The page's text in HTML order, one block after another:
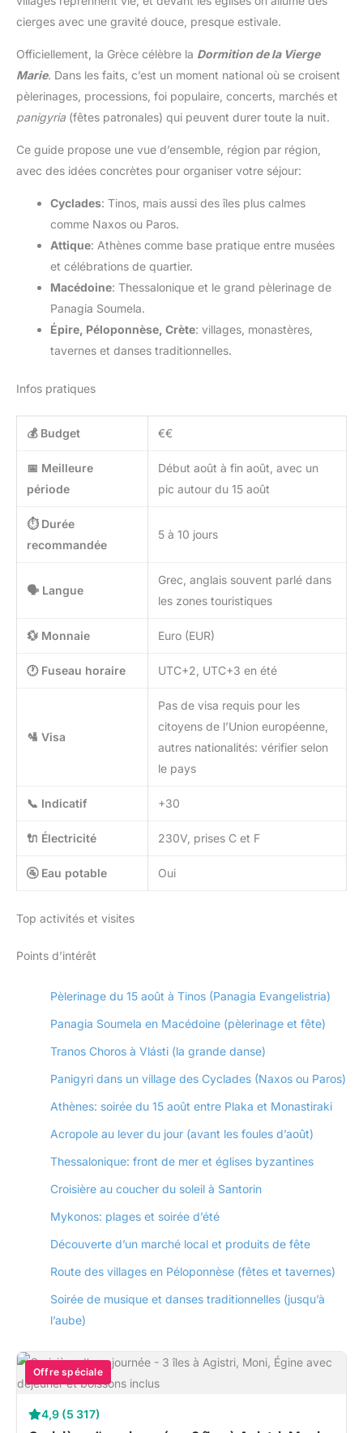
cierges avec une gravité douce, presque estivale.
Officiellement, la Grèce célèbre la Dormition de la Vierge
Marie. Dans les faits, c’est un moment national où se croisent
pèlerinages, processions, foi populaire, concerts, marchés et
panigyria (fêtes patronales) qui peuvent durer toute la nuit.
Ce guide propose une vue d’ensemble, région par région,
avec des idées concrètes pour organiser votre séjour:
Cyclades: Tinos, mais aussi des îles plus calmes
comme Naxos ou Paros.
Attique: Athènes comme base pratique entre musées
et célébrations de quartier.
Macédoine: Thessalonique et le grand pèlerinage de
Panagia Soumela.
Épire, Péloponnèse, Crète: villages, monastères,
tavernes et danses traditionnelles.
Infos pratiques
💰 Budget €€
📅 Meilleure
période
Début août à fin août, avec un
pic autour du 15 août
⏱️ Durée
recommandée
5 à 10 jours
🗣️ Langue
Grec, anglais souvent parlé dans
les zones touristiques
💱 Monnaie Euro (EUR)
🕐 Fuseau horaire UTC+2, UTC+3 en été
🛂 Visa
Pas de visa requis pour les
citoyens de l’Union européenne,
autres nationalités: vérifier selon
le pays
📞 Indicatif +30
🔌 Électricité 230V, prises C et F
🚰 Eau potable Oui
Top activités et visites
Points d’intérêt
Pèlerinage du 15 août à Tinos (Panagia Evangelistria)
Panagia Soumela en Macédoine (pèlerinage et fête)
Tranos Choros à Vlásti (la grande danse)
Panigyri dans un village des Cyclades (Naxos ou Paros)
Athènes: soirée du 15 août entre Plaka et Monastiraki
Acropole au lever du jour (avant les foules d’août)
Thessalonique: front de mer et églises byzantines
Croisière au coucher du soleil à Santorin
Mykonos: plages et soirée d’été
Découverte d’un marché local et produits de fête
Route des villages en Péloponnèse (fêtes et tavernes)
Soirée de musique et danses traditionnelles (jusqu’à
l’aube)
Offre spéciale
4,9 (5 317)